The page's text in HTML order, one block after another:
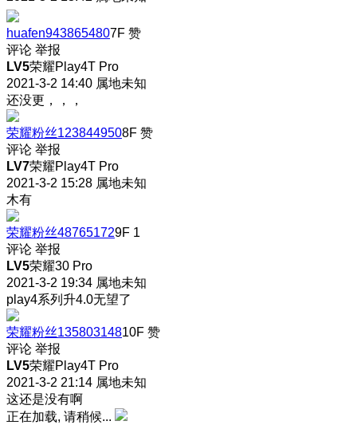
huafen9438654807F 赞
评论 举报
LV5荣耀Play4T Pro
2021-3-2 14:40 属地未知
还没更，，，
荣耀粉丝1238449508F 赞
评论 举报
LV7荣耀Play4T Pro
2021-3-2 15:28 属地未知
木有
荣耀粉丝487651729F 1
评论 举报
LV5荣耀30 Pro
2021-3-2 19:34 属地未知
play4系列升4.0无望了
荣耀粉丝13580314810F 赞
评论 举报
LV5荣耀Play4T Pro
2021-3-2 21:14 属地未知
这还是没有啊
正在加载, 请稍候...